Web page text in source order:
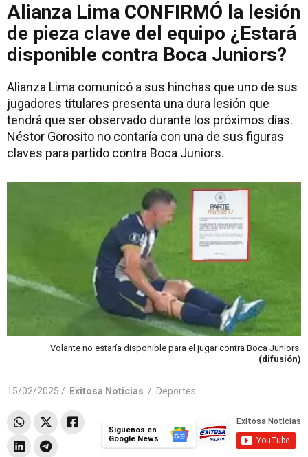
Alianza Lima CONFIRMÓ la lesión
de pieza clave del equipo ¿Estará
disponible contra Boca Juniors?
Alianza Lima comunicó a sus hinchas que uno de sus
jugadores titulares presenta una dura lesión que
tendrá que ser observado durante los próximos días.
Néstor Gorosito no contaría con una de sus figuras
claves para partido contra Boca Juniors.
Volante no estaría disponible para el jugar contra Boca Juniors.
(difusión)
15/02/2025 / Exitosa Noticias / Deportes
Síguenos en
Google News